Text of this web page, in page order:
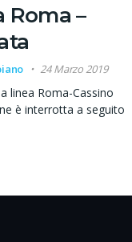
Roma –
24 Marzo 2019
linea Roma-Cassino
è interrotta a seguito